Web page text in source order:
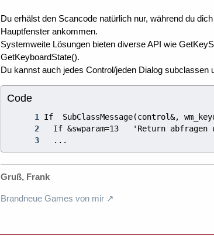
Du erhälst den Scancode natürlich nur, während du
Hauptfenster ankommen.
Systemweite Lösungen bieten diverse API wie
GetKeyboardState().
Du kannst auch jedes Control/jeden Dialog
Code
  ...
Gruß, Frank
Brandneue Games von mir